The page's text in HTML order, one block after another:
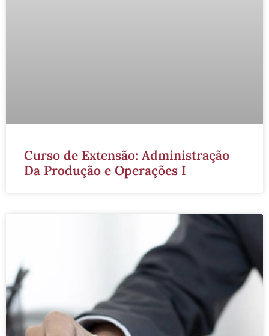
Curso de Extensão: Administração
Da Produção e Operações I